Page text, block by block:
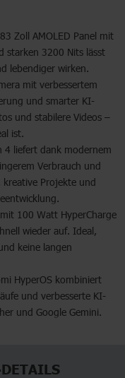
Zoll AMOLED Panel mit
starken 3200 Nits lässt
lebendiger wirken.
mit verbessertem
und smarter KI-
und stabilere Videos –
ist.
4 liefert dank modernem
Verbrauch und
Projekte und
100 Watt HyperCharge
wieder auf. Ideal,
keine langen
HyperOS kombiniert
und verbesserte KI-
und Google Gemini.